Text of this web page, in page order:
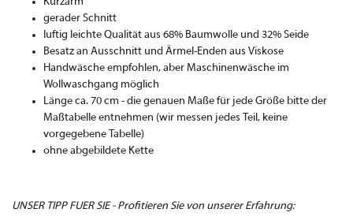
gerader Schnitt
luftig leichte Qualität aus 68% Baumwolle und 32% Seide
Besatz an Ausschnitt und Ärmel-Enden aus Viskose
Handwäsche empfohlen, aber Maschinenwäsche im
Wollwaschgang möglich
Länge ca. 70 cm - die genauen Maße für jede Größe bitte der
Maßtabelle entnehmen (wir messen jedes Teil, keine
vorgegebene Tabelle)
ohne abgebildete Kette
UNSER TIPP FUER SIE - Profitieren Sie von unserer Erfahrung: